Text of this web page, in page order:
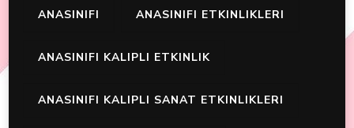
ANASINIFI ANASINIFI ETKINLIKLERI
ANASINIFI KALIPLI ETKINLIK
ANASINIFI KALIPLI SANAT ETKINLIKLERI